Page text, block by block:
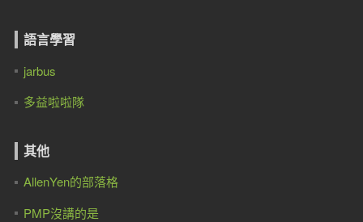
語言學習
jarbus
多益啦啦隊
其他
AllenYen的部落格
PMP沒講的是